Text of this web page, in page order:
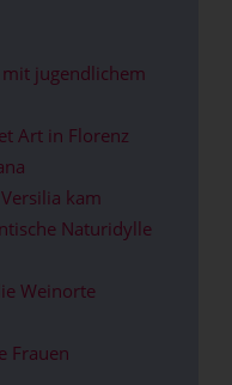
jugendlichem
Art in Florenz
kam
Naturidylle
Weinorte
Frauen